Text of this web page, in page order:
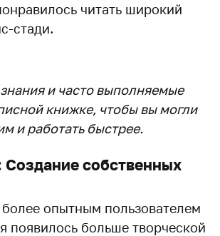
читать широкий
стади.
и часто выполняемые
книжке, чтобы вы могли
и работать быстрее.
Создание собственных
более опытным пользователем
появилось больше творческой